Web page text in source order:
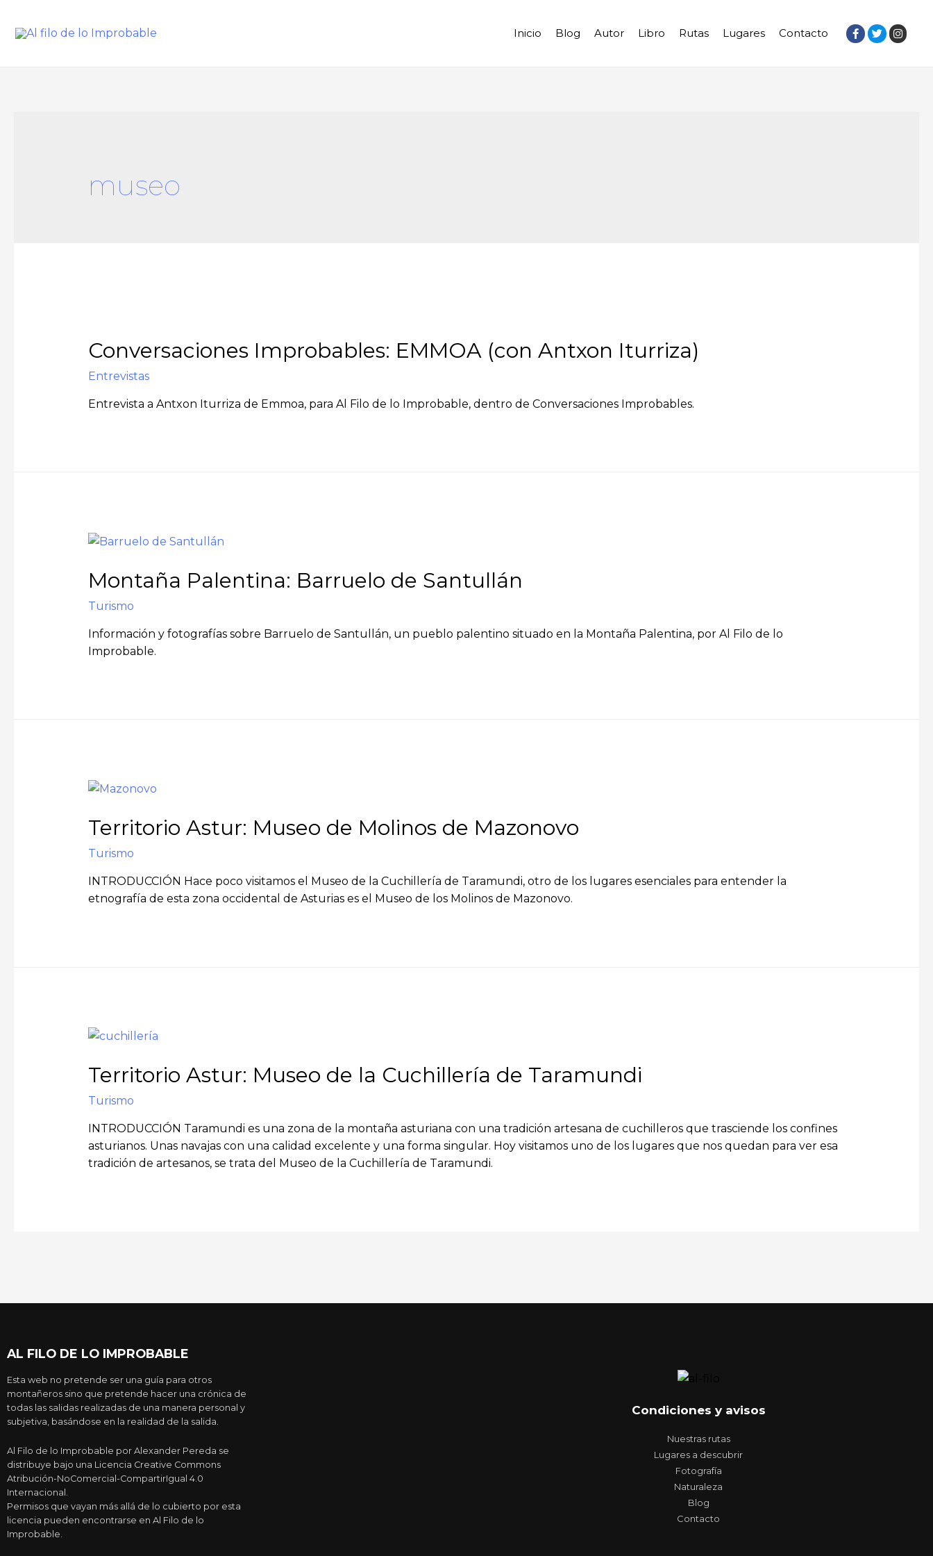
Inicio Blog Autor Libro Rutas Lugares Contacto
museo
Conversaciones Improbables: EMMOA (con Antxon Iturriza)
Entrevistas
Entrevista a Antxon Iturriza de Emmoa, para Al Filo de lo Improbable, dentro de Conversaciones Improbables.
Montaña Palentina: Barruelo de Santullán
Turismo
Información y fotografías sobre Barruelo de Santullán, un pueblo palentino situado en la Montaña Palentina, por Al Filo de lo
Improbable.
Territorio Astur: Museo de Molinos de Mazonovo
Turismo
INTRODUCCIÓN Hace poco visitamos el Museo de la Cuchillería de Taramundi, otro de los lugares esenciales para entender la
etnografía de esta zona occidental de Asturias es el Museo de los Molinos de Mazonovo.
Territorio Astur: Museo de la Cuchillería de Taramundi
Turismo
INTRODUCCIÓN Taramundi es una zona de la montaña asturiana con una tradición artesana de cuchilleros que trasciende los confines
asturianos. Unas navajas con una calidad excelente y una forma singular. Hoy visitamos uno de los lugares que nos quedan para ver esa
tradición de artesanos, se trata del Museo de la Cuchillería de Taramundi.
AL FILO DE LO IMPROBABLE
Esta web no pretende ser una guía para otros
montañeros sino que pretende hacer una crónica de
todas las salidas realizadas de una manera personal y
subjetiva, basándose en la realidad de la salida.
Al Filo de lo Improbable por Alexander Pereda se
distribuye bajo una Licencia Creative Commons
Atribución-NoComercial-CompartirIgual 4.0
Internacional.
Permisos que vayan más allá de lo cubierto por esta
licencia pueden encontrarse en Al Filo de lo
Improbable.
Condiciones y avisos
Nuestras rutas
Lugares a descubrir
Fotografía
Naturaleza
Blog
Contacto